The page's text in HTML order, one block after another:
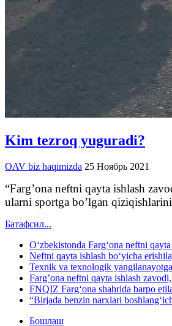
Kim tezroq yuguradi?
OAV biz haqimizda 25 Ноябрь 2021
“Fargʼona neftni qayta ishlash
ularni sportga boʼlgan
Батафсил...
O‘zbekistonda Farg‘ona neftni
Neftni qayta ishlash bo‘yicha
Texnik va texnologik
Fargʼona neftni qayta ishlash
FNQIZ Farg‘ona shahrida barpo
“Birjada benzin narxlari
Бошлаш